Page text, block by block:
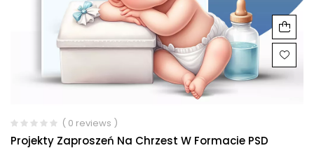
( 0 reviews )
Projekty Zaproszeń Na Chrzest W Formacie PSD